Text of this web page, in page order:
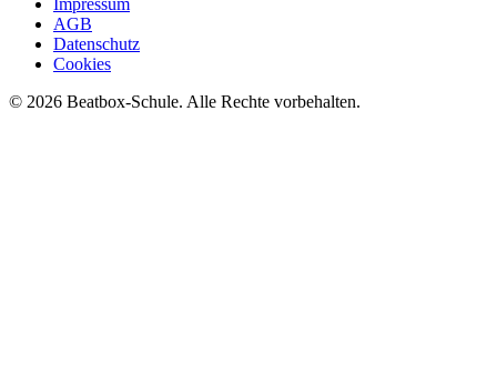
Impressum
AGB
Datenschutz
Cookies
© 2026 Beatbox-Schule. Alle Rechte vorbehalten.